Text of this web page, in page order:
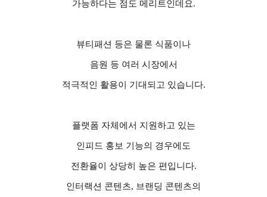
가능하다는 점도 메리트인데요.
뷰티패션 등은 물론 식품이나
음원 등 여러 시장에서
적극적인 활용이 기대되고 있습니다.
플랫폼 자체에서 지원하고 있는
인피드 홍보 기능의 경우에도
전환율이 상당히 높은 편입니다.
인터랙션 콘텐츠, 브랜딩 콘텐츠의